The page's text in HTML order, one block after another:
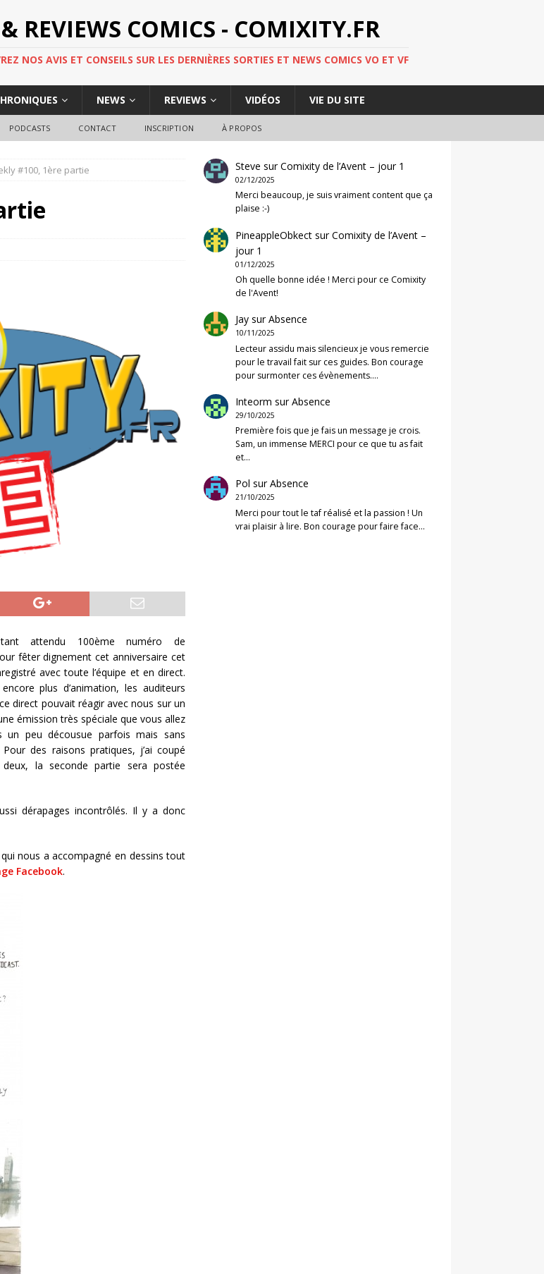
REVIEWS COMICS - COMIXITY.FR
NOS AVIS ET CONSEILS SUR LES DERNIÈRES SORTIES ET NEWS COMICS VO ET VF
NEWS REVIEWS VIDÉOS VIE DU SITE
PODCASTS CONTACT INSCRIPTION À PROPOS
#100, 1ère partie
attendu 100ème numéro de
fêter dignement cet anniversaire cet
avec toute l’équipe et en direct.
plus d’animation, les auditeurs
direct pouvait réagir avec nous sur un
émission très spéciale que vous allez
un peu décousue parfois mais sans
des raisons pratiques, j’ai coupé
la seconde partie sera postée
dérapages incontrôlés. Il y a donc
qui nous a accompagné en dessins tout
Facebook.
Steve surComixity de l’Avent – jour 1
02/12/2025
Merci beaucoup, je suis vraiment content que ça
plaise :-)
PineappleObkect surComixity de l’Avent –
jour 1
01/12/2025
Oh quelle bonne idée ! Merci pour ce Comixity
de l'Avent!
Jay surAbsence
10/11/2025
Lecteur assidu mais silencieux je vous remercie
pour le travail fait sur ces guides. Bon courage
pour surmonter ces évènements.…
Inteorm surAbsence
29/10/2025
Première fois que je fais un message je crois.
Sam, un immense MERCI pour ce que tu as fait
et…
Pol surAbsence
21/10/2025
Merci pour tout le taf réalisé et la passion ! Un
vrai plaisir à lire. Bon courage pour faire face…